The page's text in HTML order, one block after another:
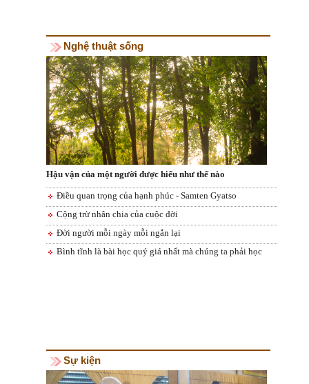
Nghệ thuật sống
Hậu vận của một người được hiểu như thế nào
Điều quan trọng của hạnh phúc - Samten Gyatso
Cộng trừ nhân chia của cuộc đời
Đời người mỗi ngày mỗi ngắn lại
Bình tĩnh là bài học quý giá nhất mà chúng ta phải học
Sự kiện